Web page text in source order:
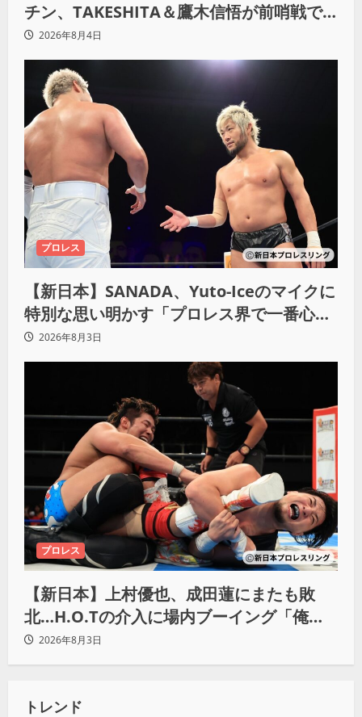
チン、TAKESHITA＆鷹木信悟が前哨戦で
激突2026年8月4日
プロレス
【新日本】SANADA、Yuto-Iceのマイクに
特別な思い明かす「プロレス界で一番心に
響きました」
2026年8月3日
プロレス
【新日本】上村優也、成田蓮にまたも敗
北…H.O.Tの介入に場内ブーイング「俺が
闘いたい蓮じゃない！」
2026年8月3日
トレンド